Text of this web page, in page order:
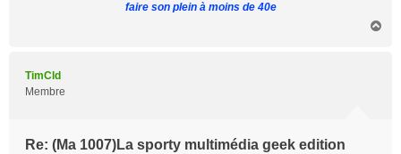
faire son plein à moins de 40e
TimCld
Membre
Re: (Ma 1007)La sporty multimédia geek edition